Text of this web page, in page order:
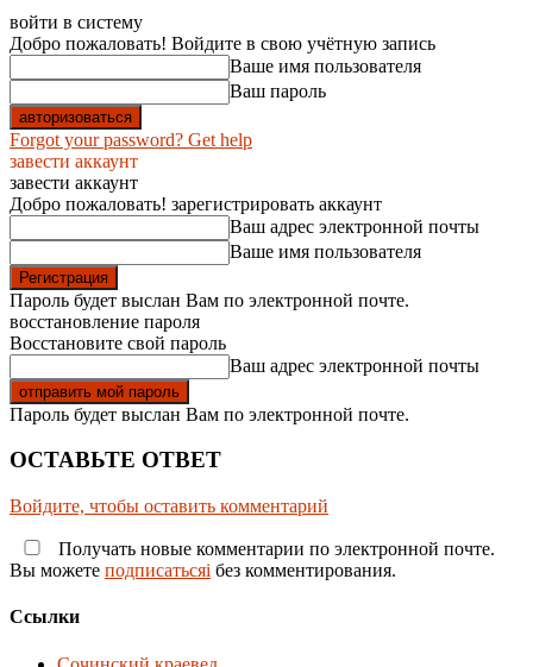
войти в систему
Добро пожаловать! Войдите в свою учётную запись
Ваше имя пользователя
Ваш пароль
Forgot your password? Get help
завести аккаунт
завести аккаунт
Добро пожаловать! зарегистрировать аккаунт
Ваш адрес электронной почты
Ваше имя пользователя
Пароль будет выслан Вам по электронной почте.
восстановление пароля
Восстановите свой пароль
Ваш адрес электронной почты
Пароль будет выслан Вам по электронной почте.
ОСТАВЬТЕ ОТВЕТ
Войдите, чтобы оставить комментарий
Получать новые комментарии по электронной почте.
Вы можете подписатьсяi без комментирования.
Ссылки